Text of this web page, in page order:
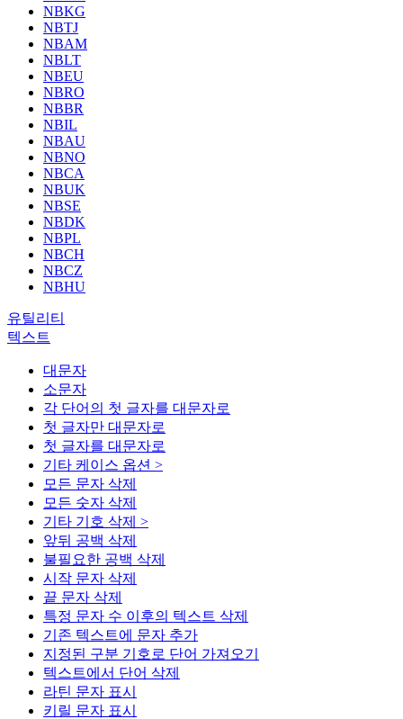
NBKG
NBTJ
NBAM
NBLT
NBEU
NBRO
NBBR
NBIL
NBAU
NBNO
NBCA
NBUK
NBSE
NBDK
NBPL
NBCH
NBCZ
NBHU
유틸리티
텍스트
대문자
소문자
각 단어의 첫 글자를 대문자로
첫 글자만 대문자로
첫 글자를 대문자로
기타 케이스 옵션 >
모든 문자 삭제
모든 숫자 삭제
기타 기호 삭제 >
앞뒤 공백 삭제
불필요한 공백 삭제
시작 문자 삭제
끝 문자 삭제
특정 문자 수 이후의 텍스트 삭제
기존 텍스트에 문자 추가
지정된 구분 기호로 단어 가져오기
텍스트에서 단어 삭제
라틴 문자 표시
키릴 문자 표시